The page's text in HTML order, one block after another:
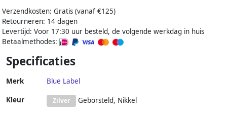
Verzendkosten: Gratis (vanaf €125)
Retourneren: 14 dagen
Levertijd: Voor 17:30 uur besteld, de volgende werkdag in huis
Betaalmethodes:
Specificaties
Merk Blue Label
Kleur Zilver Geborsteld, Nikkel